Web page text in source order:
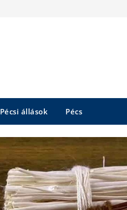
Pécsi állások Pécs